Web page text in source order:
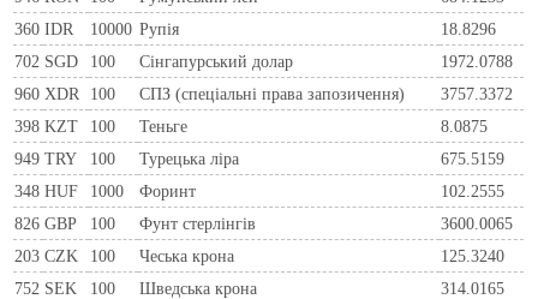
360 IDR 10000 Рупія
18.8296
702 SGD 100 Сінгапурський долар
1972.0788
960 XDR 100 СПЗ (спеціальні права запозичення)
3757.3372
398 KZT 100 Теньге
8.0875
949 TRY 100 Турецька ліра
675.5159
348 HUF 1000 Форинт
102.2555
826 GBP 100 Фунт стерлінгів
3600.0065
203 CZK 100 Чеська крона
125.3240
752 SEK 100 Шведська крона
314.0165